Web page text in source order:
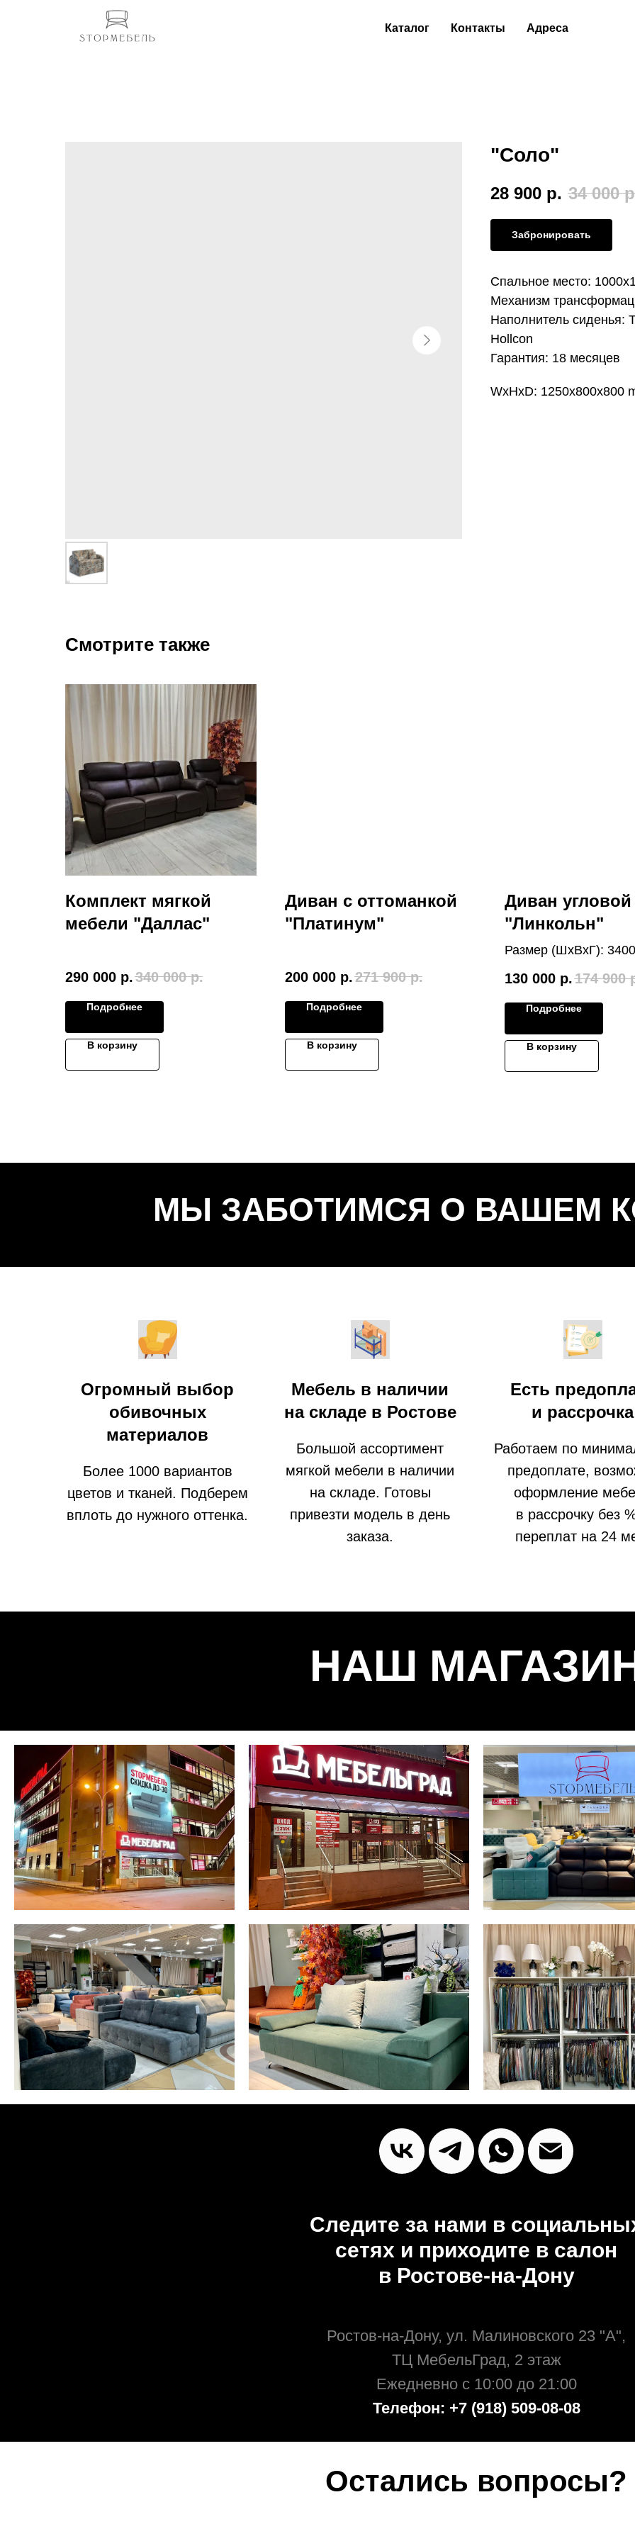
Каталог Контакты Адреса
"Соло"
28 900 р. 34 000
Забронировать
Спальное место:
Механизм
Наполнитель сиденья:
Hollcon
Гарантия: 18 месяцев
WxHxD: 1250x800x800
Смотрите также
Комплект мягкой
мебели "Даллас"
290 000 р.340 000 р.
Подробнее
В корзину
Диван с оттоманкой
"Платинум"
200 000 р.271 900 р.
Подробнее
В корзину
Диван угловой
"Линкольн"
Размер (ШхВхГ):
130 000 р.174 900
Подробнее
В корзину
МЫ ЗАБОТИМСЯ О ВАШЕМ
Огромный выбор
обивочных
материалов
Более 1000 вариантов
цветов и тканей. Подберем
вплоть до нужного оттенка.
Мебель в наличии
на складе в Ростове
Большой ассортимент
мягкой мебели в наличии
на складе. Готовы
привезти модель в день
заказа.
Есть
и рассрочка
Работаем по
предоплате,
оформление
в рассрочку без
переплат на 24
НАШ
Следите за нами в
сетях и приходите в салон
в Ростове-на-Дону
Ростов-на-Дону, ул. Малиновского 23 "А",
ТЦ МебельГрад, 2 этаж
Ежедневно с 10:00 до 21:00
Телефон: +7 (918) 509-08-08
Остались вопросы?